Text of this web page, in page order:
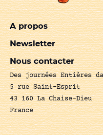
A propos
Newsletter
Nous contacter
Des journées Entières
5 rue Saint-Esprit
43 160 La Chaise-Dieu
France